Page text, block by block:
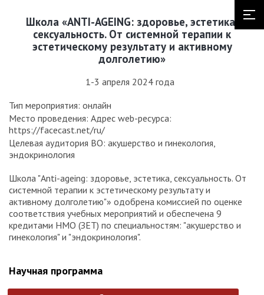
Школа «ANTI-AGEING: здоровье, эстетика,
сексуальность. От системной терапии к
эстетическому результату и активному
долголетию»
1-3 апреля 2024 года
Тип мероприятия: онлайн
Место проведения: Адрес web-ресурса:
https://facecast.net/ru/
Целевая аудитория ВО: акушерство и гинекология,
эндокринология
Школа "Anti-ageing: здоровье, эстетика, сексуальность. От
системной терапии к эстетическому результату и
активному долголетию"» одобрена комиссией по оценке
соответствия учебных мероприятий и обеспечена 9
кредитами НМО (ЗЕТ) по специальностям: "акушерство и
гинекология" и "эндокринология".
Научная программа